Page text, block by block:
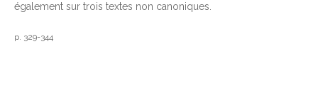
également sur trois textes non canoniques.
p. 329-344